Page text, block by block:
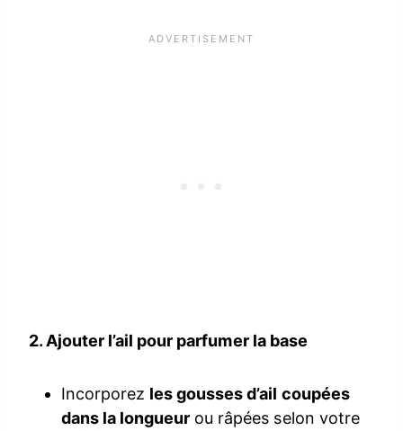
2. Ajouter l’ail pour parfumer la base
Incorporez les gousses d’ail coupées
dans la longueur ou râpées selon votre